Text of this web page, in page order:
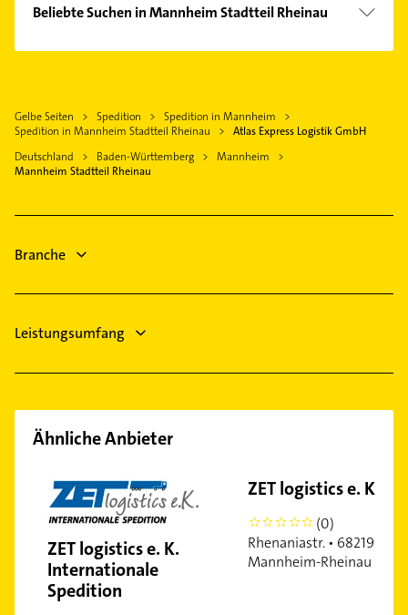
Wohlgelegen
Ludwigshafen am Rhein
Speyer
Frankenthal (Pfalz)
Maxdorf
Lüftungsanlagen
Phoniatrie
Logopädie
Beliebte Suchen in Mannheim Stadtteil Rheinau
Heizung & Sanitär
Heizungsbauer
Fenster
Gelbe Seiten Spedition
Spedition in Mannheim
Spedition in Mannheim Stadtteil Rheinau
Atlas Express Logistik GmbH
Deutschland
Baden-Württemberg
Mannheim
Mannheim Stadtteil Rheinau
Branche
Leistungsumfang
Ähnliche Anbieter
ZET logistics e. K.
Internationale
Spedition
ZET logistics e. K.
0
(0)
Rhenaniastr. • 68219
Mannheim-Rheinau